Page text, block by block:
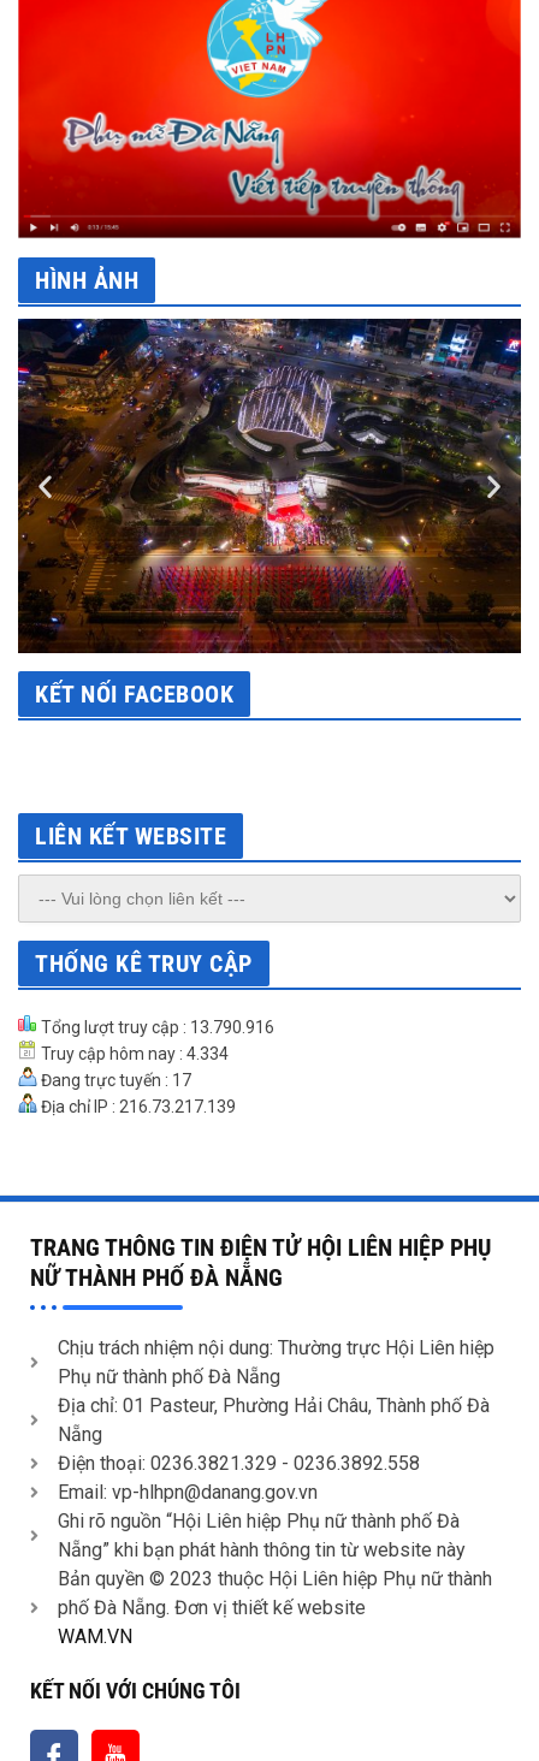
HÌNH ẢNH
KẾT NỐI FACEBOOK
LIÊN KẾT WEBSITE
THỐNG KÊ TRUY CẬP
Tổng lượt truy cập : 13.790.916
Truy cập hôm nay : 4.334
Đang trực tuyến : 17
Địa chỉ IP : 216.73.217.139
TRANG THÔNG TIN ĐIỆN TỬ HỘI LIÊN HIỆP PHỤ
NỮ THÀNH PHỐ ĐÀ NẴNG
Chịu trách nhiệm nội dung: Thường trực Hội Liên hiệp
Phụ nữ thành phố Đà Nẵng
Địa chỉ: 01 Pasteur, Phường Hải Châu, Thành phố Đà
Nẵng
Điện thoại: 0236.3821.329 - 0236.3892.558
Email: vp-hlhpn@danang.gov.vn
Ghi rõ nguồn “Hội Liên hiệp Phụ nữ thành phố Đà
Nẵng” khi bạn phát hành thông tin từ website này
Bản quyền © 2023 thuộc Hội Liên hiệp Phụ nữ thành
phố Đà Nẵng. Đơn vị thiết kế website
WAM.VN
KẾT NỐI VỚI CHÚNG TÔI